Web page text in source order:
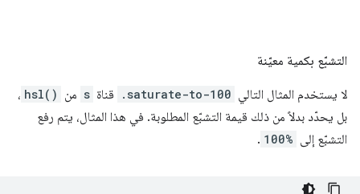
التشبّع بكمية معيّنة
لا يستخدم المثال التالي .saturate-to-100 قناة s من hsl() ،
بل يحدّد بدلاً من ذلك قيمة التشبّع المطلوبة. في هذا المثال، يتم رفع
التشبّع إلى 100%
.